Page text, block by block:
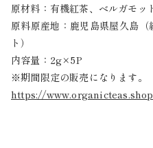
原材料：有機紅茶、ベルガモッ
原料原産地：鹿児島県屋久島
ト）
内容量：2g×5P
※期間限定の販売になります。
https://